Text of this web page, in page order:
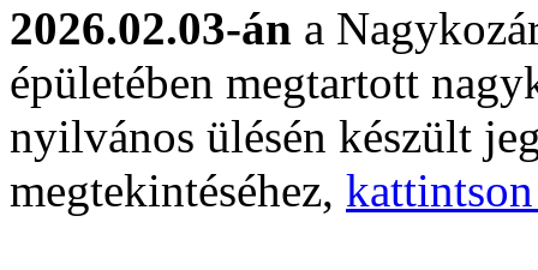
2026.02.03-án a
épületében megtartott
nyilvános ülésén készült
megtekintéséhez,